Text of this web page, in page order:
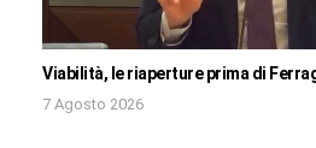
Viabilità, le riaperture prima di
7 Agosto 2026